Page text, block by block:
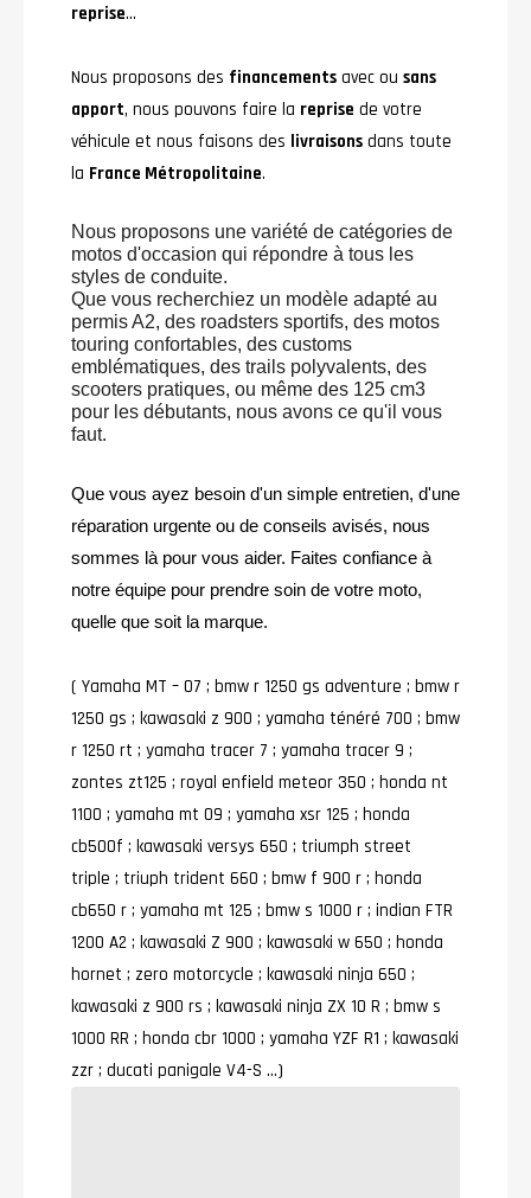
reprise...
Nous proposons des financements avec ou sans
apport, nous pouvons faire la reprise de votre
véhicule et nous faisons des livraisons dans toute
la France Métropolitaine.
Nous proposons une variété de catégories de
motos d'occasion qui répondre à tous les
styles de conduite.
Que vous recherchiez un modèle adapté au
permis A2, des roadsters sportifs, des motos
touring confortables, des customs
emblématiques, des trails polyvalents, des
scooters pratiques, ou même des 125 cm3
pour les débutants, nous avons ce qu'il vous
faut.
Que vous ayez besoin d'un simple entretien, d'une
réparation urgente ou de conseils avisés, nous
sommes là pour vous aider. Faites confiance à
notre équipe pour prendre soin de votre moto,
quelle que soit la marque.
( Yamaha MT – O7 ; bmw r 1250 gs adventure ; bmw r
1250 gs ; kawasaki z 900 ; yamaha ténéré 700 ; bmw
r 1250 rt ; yamaha tracer 7 ; yamaha tracer 9 ;
zontes zt125 ; royal enfield meteor 350 ; honda nt
1100 ; yamaha mt 09 ; yamaha xsr 125 ; honda
cb500f ; kawasaki versys 650 ; triumph street
triple ; triuph trident 660 ; bmw f 900 r ; honda
cb650 r ; yamaha mt 125 ; bmw s 1000 r ; indian FTR
1200 A2 ; kawasaki Z 900 ; kawasaki w 650 ; honda
hornet ; zero motorcycle ; kawasaki ninja 650 ;
kawasaki z 900 rs ; kawasaki ninja ZX 1O R ; bmw s
1000 RR ; honda cbr 1000 ; yamaha YZF R1 ; kawasaki
zzr ; ducati panigale V4-S …)